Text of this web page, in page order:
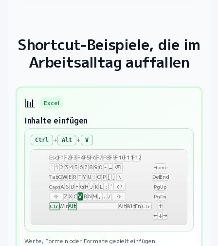
Shortcut-Beispiele, die im
Arbeitsalltag auffallen
📊 Excel
Inhalte einfügen
Ctrl + Alt + V
EscF1F2F3F4F5F6F7F8F9F10F11F12
` 1 2 3 45 6 7 8 9 0 - = ⌫
TabQWE R T Y U I OP [ ] \
CapsA S D F GH J K L ; '
↩
⇧
Z X CVB NM , . / ⇧
CtrlWinAlt AltWinFn Ctrl
Home
DelEnd
PgUp
PgDn
↑
←↓→
Werte, Formeln oder Formate gezielt einfügen.